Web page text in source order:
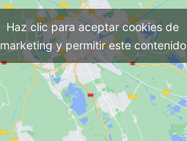
Haz clic para aceptar cookies de
marketing y permitir este contenido